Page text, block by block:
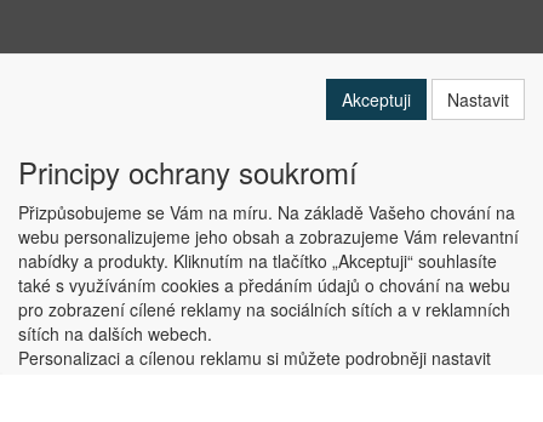
Copyright © ABRA Software a.s. 2019
Akceptuji Nastavit
Principy ochrany soukromí
Přizpůsobujeme se Vám na míru. Na základě Vašeho chování na
webu personalizujeme jeho obsah a zobrazujeme Vám relevantní
nabídky a produkty. Kliknutím na tlačítko „Akceptuji“ souhlasíte
také s využíváním cookies a předáním údajů o chování na webu
pro zobrazení cílené reklamy na sociálních sítích a v reklamních
sítích na dalších webech.
Personalizaci a cílenou reklamu si můžete podrobněji nastavit